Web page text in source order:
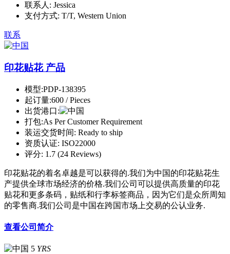
联系人: Jessica
支付方式: T/T, Western Union
联系
印花贴花 产品
模型:PDP-138395
起订量:600 / Pieces
出货港口:
打包:As Per Customer Requirement
装运交货时间: Ready to ship
资质认证: ISO22000
评分: 1.7 (24 Reviews)
印花贴花的着名卓越是可以获得的.我们为中国的印花贴花生
产提供全球市场经济的价格.我们公司可以提供高质量的印花
贴花和更多条码，贴纸和行李标签商品，因为它们是众所周知
的零售商.我们公司是中国在跨国市场上交易的公认业务.
查看公司简介
5 YRS